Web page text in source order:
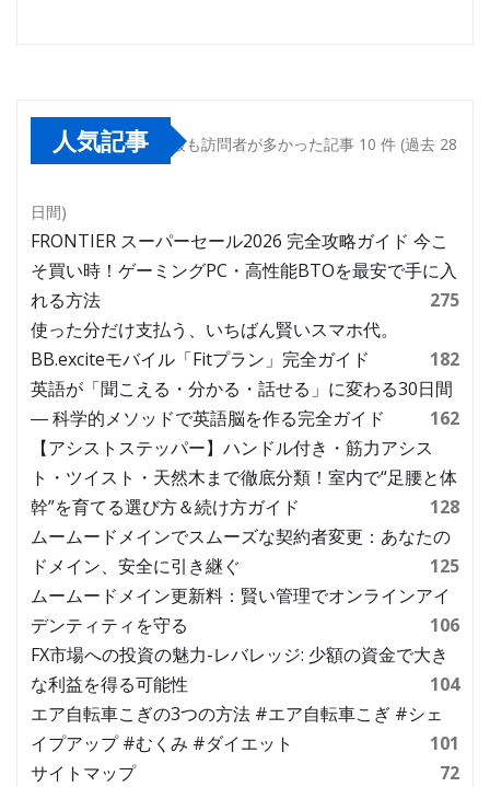
人気記事 最も訪問者が多かった記事 10 件 (過去 28
日間)
FRONTIER スーパーセール2026 完全攻略ガイド 今こ
そ買い時！ゲーミングPC・高性能BTOを最安で手に入
れる方法
275
使った分だけ支払う、いちばん賢いスマホ代。
BB.exciteモバイル「Fitプラン」完全ガイド
182
英語が「聞こえる・分かる・話せる」に変わる30日間
― 科学的メソッドで英語脳を作る完全ガイド
162
【アシストステッパー】ハンドル付き・筋力アシス
ト・ツイスト・天然木まで徹底分類！室内で“足腰と体
幹”を育てる選び方＆続け方ガイド
128
ムームードメインでスムーズな契約者変更：あなたの
ドメイン、安全に引き継ぐ
125
ムームードメイン更新料：賢い管理でオンラインアイ
デンティティを守る
106
FX市場への投資の魅力-レバレッジ: 少額の資金で大き
な利益を得る可能性
104
エア自転車こぎの3つの方法 #エア自転車こぎ #シェ
イプアップ #むくみ #ダイエット
101
サイトマップ
72